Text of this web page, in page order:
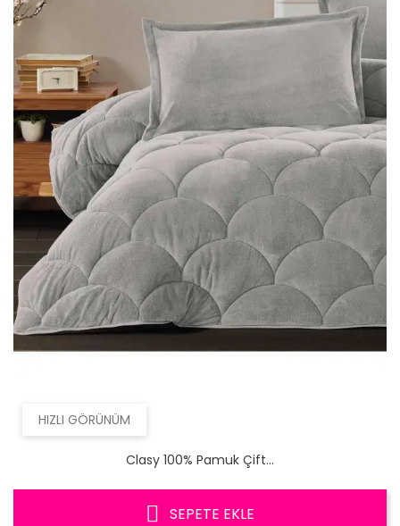
HIZLI GÖRÜNÜM
Clasy 100% Pamuk Çift...
SEPETE EKLE